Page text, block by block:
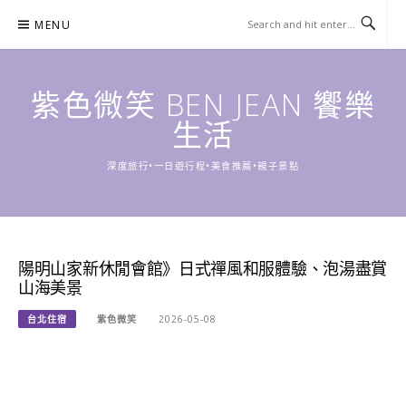
content
MENU
紫色微笑 BEN JEAN 饗樂
生活
深度旅行•一日遊行程•美食推薦•親子景點
陽明山家新休閒會館》日式禪風和服體驗、泡湯盡賞
山海美景
台北住宿 紫色微笑 2026-05-08